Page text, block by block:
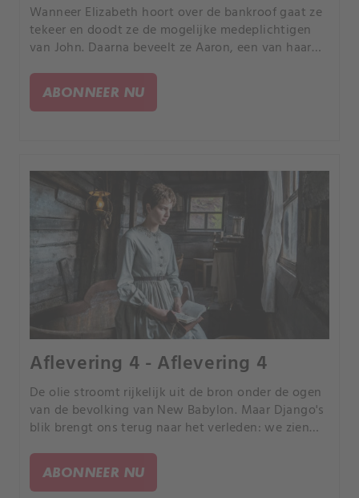
Wanneer Elizabeth hoort over de bankroof gaat ze
tekeer en doodt ze de mogelijke medeplichtigen
van John. Daarna beveelt ze Aaron, een van haar
de informatie die ze nodig heeft te verzamelen.
ABONNEER NU
Aflevering 4 - Aflevering 4
De olie stroomt rijkelijk uit de bron onder de ogen
van de bevolking van New Babylon. Maar Django's
blik brengt ons terug naar het verleden: we zien
Elijah die aan Django bekent dat de afstand tussen
hen hem pijn doet.
ABONNEER NU